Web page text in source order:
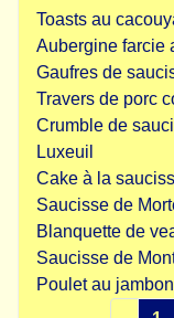
Toasts au
Aubergine farcie
Gaufres de
Travers de porc
Crumble de
Luxeuil
Cake à la
Saucisse de
Blanquette de
Saucisse de
Poulet au